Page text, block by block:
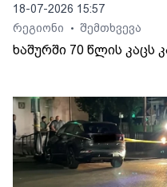
18-07-2026 15:57
რეგიონი
• შემთხვევა
ხაშურში 70 წლის კაცს